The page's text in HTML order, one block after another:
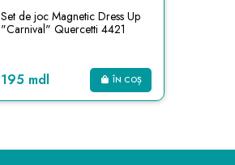
Set de joc Magnetic Dress Up
"Carnival" Quercetti 4421
195 mdl ÎN COȘ